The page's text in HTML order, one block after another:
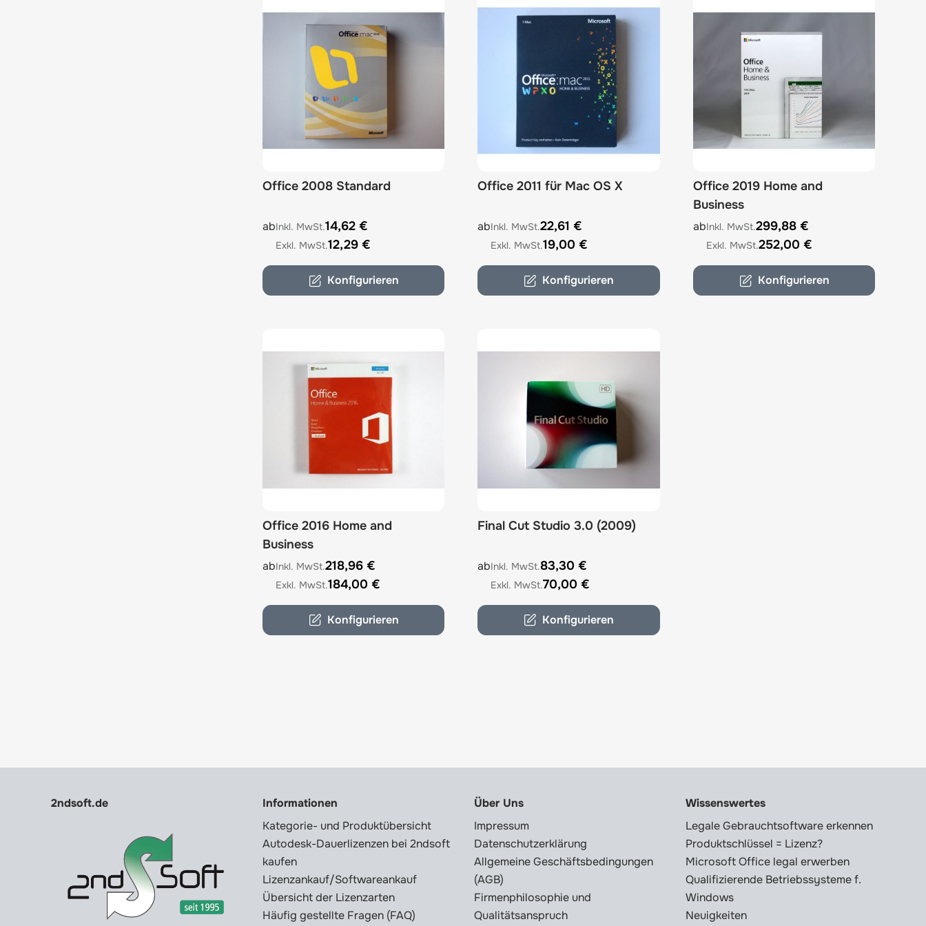
Office 2008 Standard
ab
14,62 €
12,29 €
Konfigurieren
Office 2011 für Mac OS X
The price depends on the options chosen on the product page
ab
22,61 €
19,00 €
Konfigurieren
Office 2019 Home and
Business
The price depends on the options chosen
ab
299,88 €
252,00 €
Konfigurieren
Office 2016 Home and
Business
The price depends on the options chosen on the product page
ab
218,96 €
184,00 €
Konfigurieren
Final Cut Studio 3.0 (2009)
ab
83,30 €
70,00 €
Konfigurieren
2ndsoft.de
Informationen
Kategorie- und Produktübersicht
Autodesk-Dauerlizenzen bei 2ndsoft
kaufen
Lizenzankauf/Softwareankauf
Übersicht der Lizenzarten
Häufig gestellte Fragen (FAQ)
Über Uns
Impressum
Datenschutzerklärung
Allgemeine Geschäftsbedingungen
(AGB)
Firmenphilosophie und
Qualitätsanspruch
Wissenswertes
Legale Gebrauchtsoftware erkennen
Produktschlüssel = Lizenz?
Microsoft Office legal erwerben
Qualifizierende Betriebssysteme f.
Windows
Neuigkeiten